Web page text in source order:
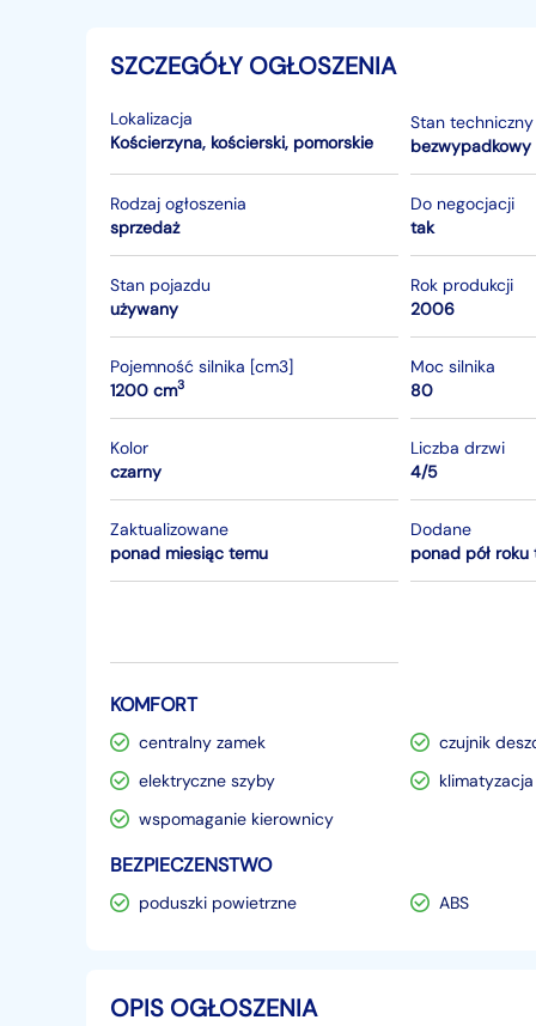
SZCZEGÓŁY OGŁOSZENIA
Lokalizacja
Kościerzyna, kościerski, pomorskie
Stan techniczny
bezwypadkowy
Rodzaj ogłoszenia
sprzedaż
Do negocjacji
tak
Stan pojazdu
używany
Rok produkcji
2006
Pojemność silnika [cm3]
1200 cm3
Moc silnika
80
Kolor
czarny
Liczba drzwi
4/5
Zaktualizowane
ponad miesiąc temu
Dodane
ponad pół roku
KOMFORT
centralny zamek
czujnik
elektryczne szyby
klimatyzacja
wspomaganie kierownicy
BEZPIECZENSTWO
poduszki powietrzne ABS
OPIS OGŁOSZENIA